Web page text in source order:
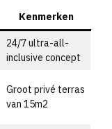
Kenmerken
24/7 ultra-all-
inclusive concept
Groot privé terras
van 15m2